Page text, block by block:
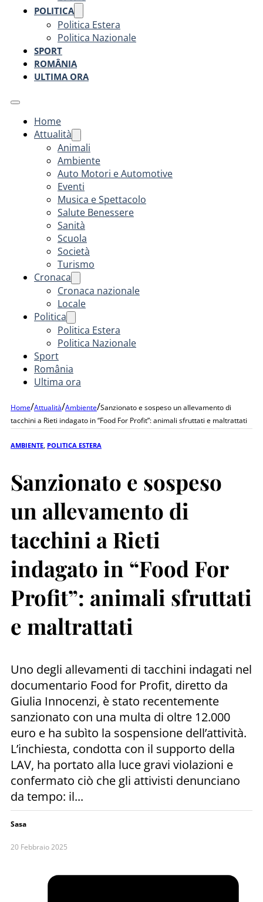
POLITICA
Politica Estera
Politica Nazionale
SPORT
ROMÂNIA
ULTIMA ORA
Home
Attualità
Animali
Ambiente
Auto Motori e Automotive
Eventi
Musica e Spettacolo
Salute Benessere
Sanità
Scuola
Società
Turismo
Cronaca
Cronaca nazionale
Locale
Politica
Politica Estera
Politica Nazionale
Sport
România
Ultima ora
Home/Attualità/Ambiente/Sanzionato e sospeso un allevamento di
tacchini a Rieti indagato in “Food For Profit”: animali sfruttati e maltrattati
AMBIENTE POLITICA ESTERA
Sanzionato e sospeso
un allevamento di
tacchini a Rieti
indagato in “Food For
Profit”: animali sfruttati
e maltrattati
Uno degli allevamenti di tacchini indagati nel
documentario Food for Profit, diretto da
Giulia Innocenzi, è stato recentemente
sanzionato con una multa di oltre 12.000
euro e ha subìto la sospensione dell’attività.
L’inchiesta, condotta con il supporto della
LAV, ha portato alla luce gravi violazioni e
confermato ciò che gli attivisti denunciano
da tempo: il...
Sasa
20 Febbraio 2025